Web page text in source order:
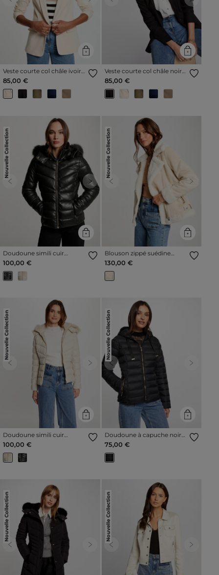
Previous Next
Veste courte col châle ivoire
femme
85,00 €
Previous Next
Veste courte col châle noir
femme
85,00 €
Nouvelle Collection
Previous Next
Doudoune simili cuir
capuche noir femme
100,00 €
Nouvelle Collection
Previous Next
Blouson zippé suédine
ivoire femme
130,00 €
Nouvelle Collection
Previous Next
Doudoune simili cuir
capuche ivoire femme
100,00 €
Nouvelle Collection
Previous Next
Doudoune à capuche noir
femme
75,00 €
Nouvelle Collection
Previous Next
Nouvelle Collection
Previous Next